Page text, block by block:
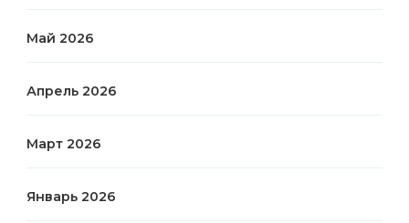
Май 2026
Апрель 2026
Март 2026
Январь 2026